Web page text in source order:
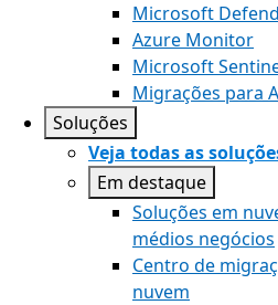
Microsoft
Azure Monitor
Microsoft
Migrações para
Soluções
Veja todas as
Em destaque
Soluções em
médios negócios
Centro de
nuvem